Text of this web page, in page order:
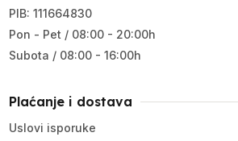
PIB: 111664830
Pon - Pet / 08:00 - 20:00h
Subota / 08:00 - 16:00h
Plaćanje i dostava
Uslovi isporuke